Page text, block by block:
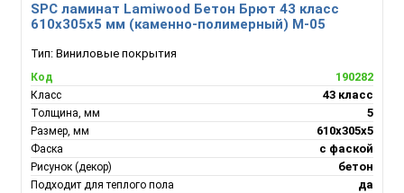
SPC ламинат Lamiwood Бетон Брют 43 класс
610х305х5 мм (каменно-полимерный) M-05
Тип: Виниловые покрытия
Код 190282
Класс 43 класс
Толщина, мм 5
Размер, мм 610х305х5
Фаска с фаской
Рисунок (декор) бетон
Подходит для теплого пола да